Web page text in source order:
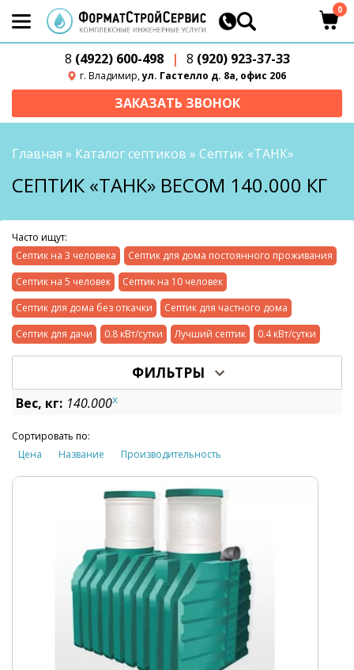
8 (4922) 600-498 | 8 (920) 923-37-33
г. Владимир,ул. Гастелло д. 8а, офис 206
0
ЗАКАЗАТЬ ЗВОНОК
Главная » Каталог септиков » Септик «ТАНК»
СЕПТИК «ТАНК» ВЕСОМ 140.000 КГ
Часто ищут:
Септик на 3 человека
Септик для дома постоянного проживания
Септик на 5 человек
Септик на 10 человек
Септик для дома без откачки
Септик для частного дома
Септик для дачи
0.8 кВт/сутки Лучший септик 0.4 кВт/сутки
ФИЛЬТРЫ
Вес, кг: 140.000x
Сортировать по:
Цена
Название Производительность